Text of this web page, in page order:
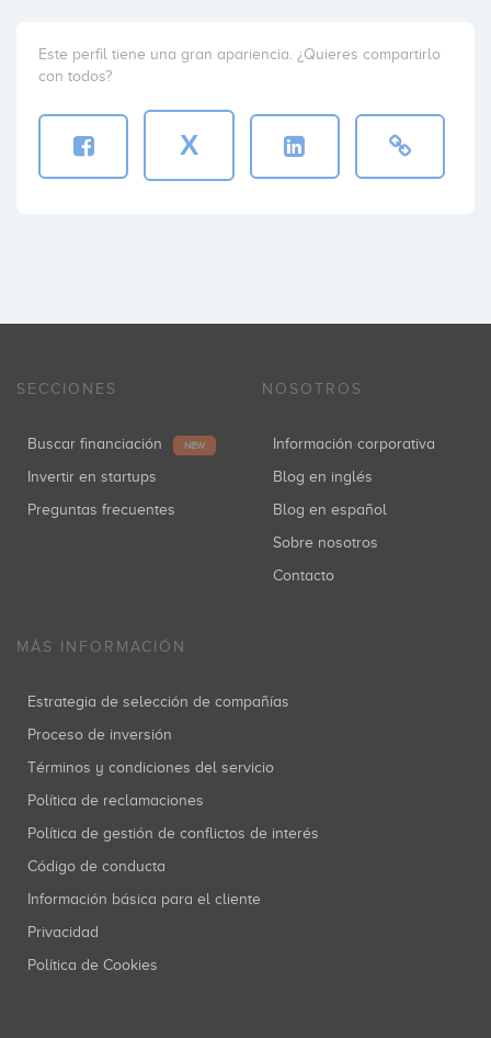
Este perfil tiene una gran apariencia. ¿Quieres compartirlo
con todos?
X
SECCIONES
Buscar financiación NEW
Invertir en startups
Preguntas frecuentes
NOSOTROS
Información corporativa
Blog en inglés
Blog en español
Sobre nosotros
Contacto
MÁS INFORMACIÓN
Estrategia de selección de compañías
Proceso de inversión
Términos y condiciones del servicio
Política de reclamaciones
Política de gestión de conflictos de interés
Código de conducta
Información básica para el cliente
Privacidad
Política de Cookies